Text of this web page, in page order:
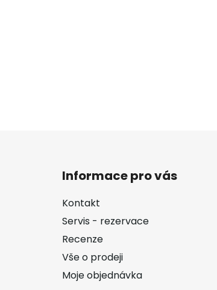
Informace pro vás
Kontakt
Servis - rezervace
Recenze
Vše o prodeji
Moje objednávka